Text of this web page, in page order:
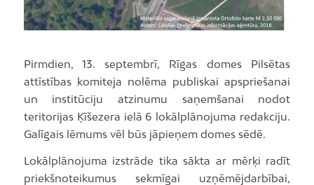
Pirmdien, 13. septembrī, Rīgas domes Pilsētas
attīstības komiteja nolēma publiskai apspriešanai
un institūciju atzinumu saņemšanai nodot
teritorijas Ķīšezera ielā 6 lokālplānojuma redakciju.
Galīgais lēmums vēl būs jāpieņem domes sēdē.
Lokālplānojuma izstrāde tika sākta ar mērķi radīt
priekšnoteikumus sekmīgai uzņēmējdarbībai,